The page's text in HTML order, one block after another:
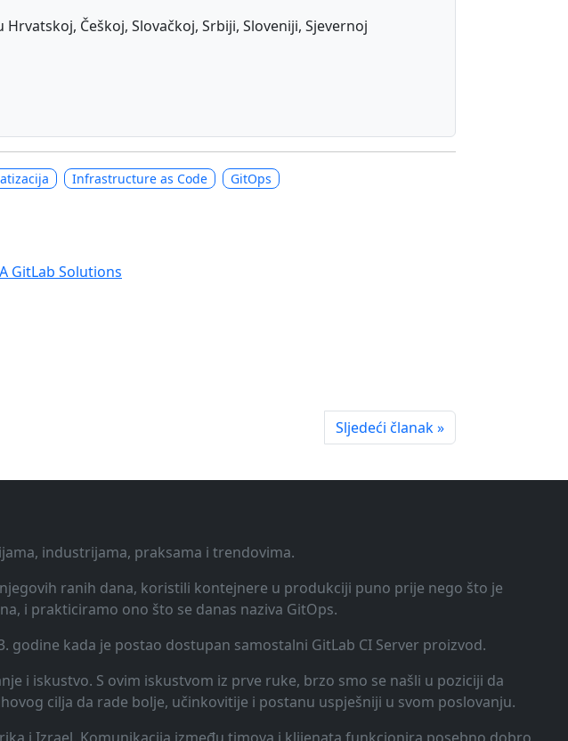
Češkoj, Slovačkoj, Srbiji, Sloveniji, Sjevernoj
Infrastructure as Code GitOps
GitLab Solutions
Sljedeći članak »
industrijama, praksama i trendovima.
ranih dana, koristili kontejnere u produkciji puno prije nego što je
i prakticiramo ono što se danas naziva GitOps.
godine kada je postao dostupan samostalni GitLab CI Server proizvod.
i iskustvo. S ovim iskustvom iz prve ruke, brzo smo se našli u poziciji da
cilja da rade bolje, učinkovitije i postanu uspješniji u svom poslovanju.